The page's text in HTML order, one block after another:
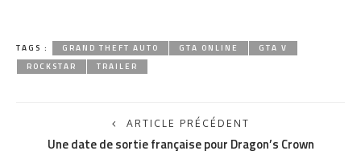
TAGS : GRAND THEFT AUTO GTA ONLINE
GTA V
ROCKSTAR
TRAILER
ARTICLE PRÉCÉDENT
Une date de sortie française pour Dragon’s Crown